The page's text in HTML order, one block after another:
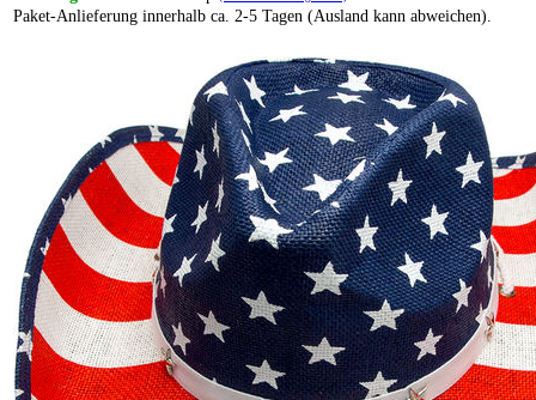
Paket-Anlieferung innerhalb ca. 2-5 Tagen (Ausland kann abweichen).